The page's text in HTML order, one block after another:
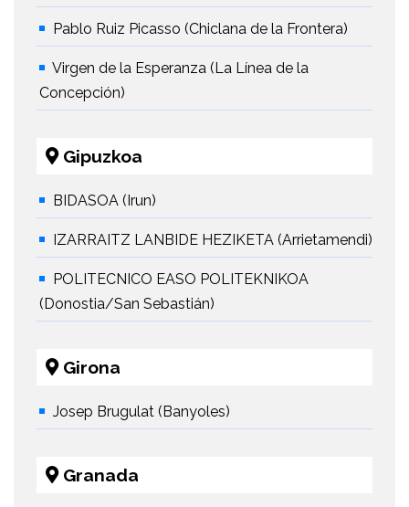
Pablo Ruiz Picasso (Chiclana de la Frontera)
Virgen de la Esperanza (La Línea de la
Concepción)
Gipuzkoa
BIDASOA (Irun)
IZARRAITZ LANBIDE HEZIKETA (Arrietamendi)
POLITECNICO EASO POLITEKNIKOA
(Donostia/San Sebastián)
Girona
Josep Brugulat (Banyoles)
Granada